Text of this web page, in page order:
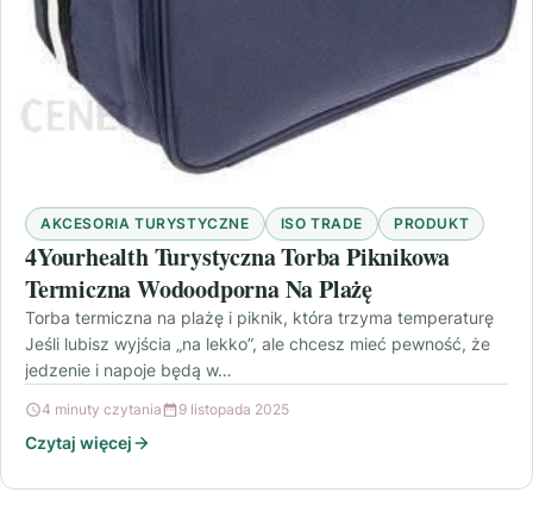
AKCESORIA TURYSTYCZNE ISO TRADE PRODUKT
4Yourhealth Turystyczna Torba Piknikowa
Termiczna Wodoodporna Na Plażę
Torba termiczna na plażę i piknik, która trzyma temperaturę
Jeśli lubisz wyjścia „na lekko”, ale chcesz mieć pewność, że
jedzenie i napoje będą w…
4 minuty czytania 9 listopada 2025
Czytaj więcej